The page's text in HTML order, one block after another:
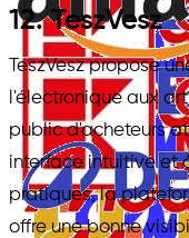
12. TeszVesz
TeszVesz propose
l'électronique aux
public d'acheteurs
interface intuitive et
pratiques, la
offre une bonne